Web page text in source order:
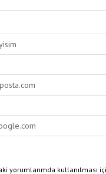
yorumlarımda kullanılması